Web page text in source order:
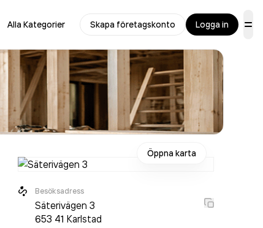
Alla Kategorier Skapa företagskonto Logga in
Öppna karta
Besöksadress
Säterivägen 3
653 41 Karlstad